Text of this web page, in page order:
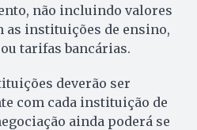
não incluindo valores
as instituições de ensino,
tarifas bancárias.
deverão ser
com cada instituição de
ainda poderá se